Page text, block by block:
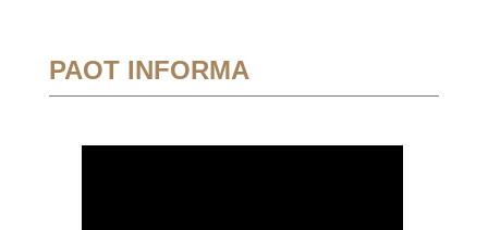
PAOT INFORMA